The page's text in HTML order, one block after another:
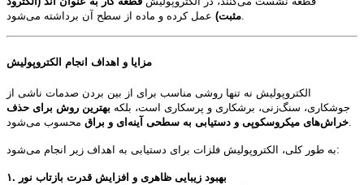
مثبت)
مزایا و اهداف انجام الکتروپولیش
الکتروپولیش نه تنها روشی مناسب برای از بین بردن صدمات ناشی از
جوشکاری، سنگ‌زنی، برشکاری و پرسکاری است، بلکه بهترین روش برای حذف
خراش‌های میکروسکوپی و دستیابی به سطحی آینه‌ای و براقمحسوب می‌شود.
به طور کلی، الکتروپولیش فلزات برای دستیابی به اهداف زیر انجام می‌شود:
۱. بهبود زیبایی ظاهری و افزایش قدرت بازتاب نور